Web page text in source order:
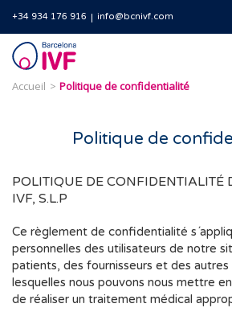
+34 934 176 916 info@bcnivf.com
Barcelona
IVF
Accueil Politique de confidentialité
Politique de
POLITIQUE DE CONFIDENTIALITÉ
IVF, S.L.P
Ce règlement de confidentialité
personnelles des utilisateurs de notre
patients, des fournisseurs et des
lesquelles nous pouvons nous mettre
de réaliser un traitement médical